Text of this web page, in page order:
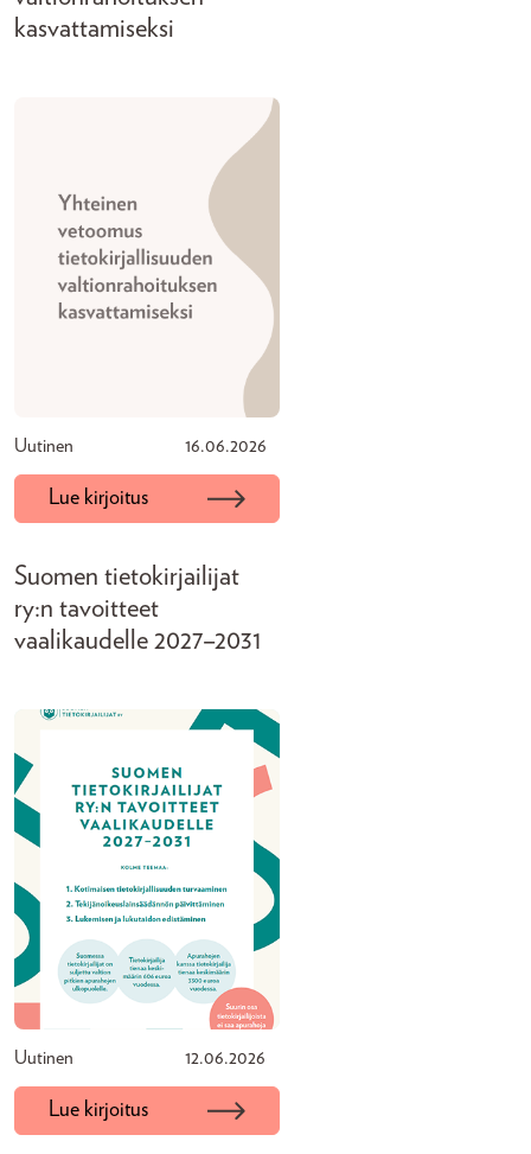
kasvattamiseksi
Uutinen 16.06.2026
Lue kirjoitus
Suomen tietokirjailijat
ry:n tavoitteet
vaalikaudelle 2027–2031
Uutinen 12.06.2026
Lue kirjoitus